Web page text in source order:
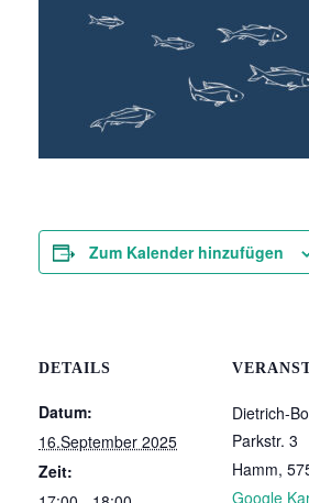
Zum Kalender hinzufügen
DETAILS
Datum:
16.September 2025
Zeit:
Dietrich-
Parkstr. 3
Hamm,
Google